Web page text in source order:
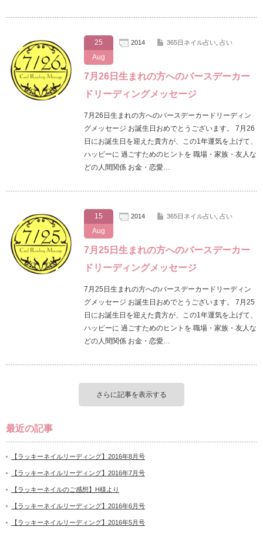
25
Aug
2014 365日ネイル占い, 占い
7月26日生まれの方へのバースデーカー
ドリーディングメッセージ
7月26日生まれの方へのバースデーカードリーディン
グメッセージ お誕生日おめでとうございます。 7月26
日にお誕生日を迎えた貴方が、この1年運気を上げて、
ハッピーに 過ごすためのヒントを 職場・家族・友人な
どの人間関係 お金・恋愛…
15
Aug
2014 365日ネイル占い, 占い
7月25日生まれの方へのバースデーカー
ドリーディングメッセージ
7月25日生まれの方へのバースデーカードリーディン
グメッセージ お誕生日おめでとうございます。 7月25
日にお誕生日を迎えた貴方が、この1年運気を上げて、
ハッピーに 過ごすためのヒントを 職場・家族・友人な
どの人間関係 お金・恋愛…
さらに記事を表示する
最近の記事
【ラッキーネイルリーディング】2016年8月号
【ラッキーネイルリーディング】2016年7月号
【ラッキーネイルのご感想】H様より
【ラッキーネイルリーディング】2016年6月号
【ラッキーネイルリーディング】2016年5月号